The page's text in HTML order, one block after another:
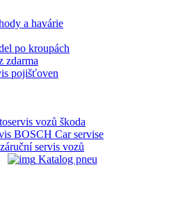
a havárie
po kroupách
zdarma
pojišťoven
vozů škoda
BOSCH Car servise
servis vozů
Katalog pneu